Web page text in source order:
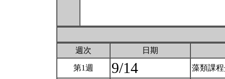
週次 日期
第1週 9/14 藻類課